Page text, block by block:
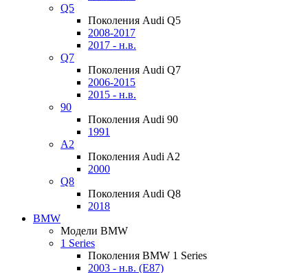
Q5
Поколения Audi Q5
2008-2017
2017 - н.в.
Q7
Поколения Audi Q7
2006-2015
2015 - н.в.
90
Поколения Audi 90
1991
A2
Поколения Audi A2
2000
Q8
Поколения Audi Q8
2018
BMW
Модели BMW
1 Series
Поколения BMW 1 Series
2003 - н.в. (E87)